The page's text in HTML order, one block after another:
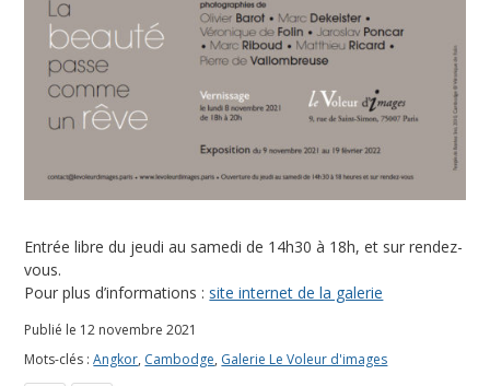
2
1
Entrée libre du jeudi au samedi de 14h30 à 18h, et sur rendez-
vous.
Pour plus d’informations : site internet de la galerie
Publié le 12 novembre 2021
Mots-clés :Angkor, Cambodge, Galerie Le Voleur d'images